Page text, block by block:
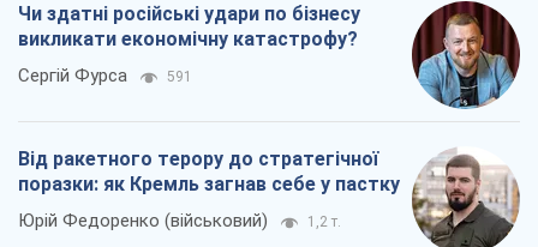
Чи здатні російські удари по бізнесу
викликати економічну катастрофу?
Сергій Фурса 591
Від ракетного терору до стратегічної
поразки: як Кремль загнав себе у пастку
Юрій Федоренко (військовий) 1,2 т.